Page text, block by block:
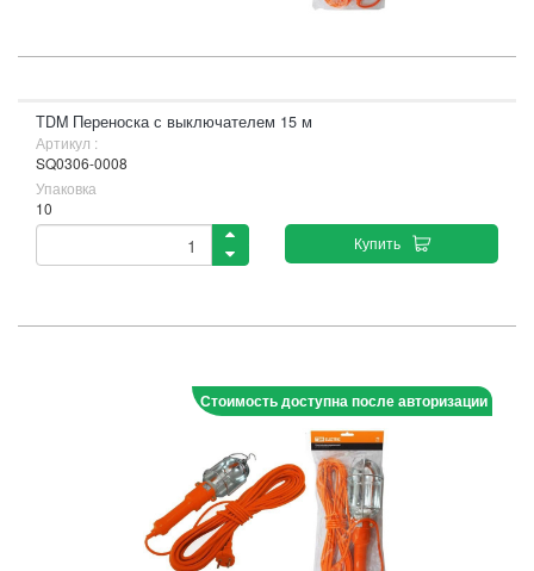
TDM Переноска с выключателем 15 м
Артикул :
SQ0306-0008
Упаковка
10
Купить
Стоимость доступна после авторизации